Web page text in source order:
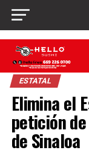
ESTATAL
Elimina el
petición
de Sinaloa